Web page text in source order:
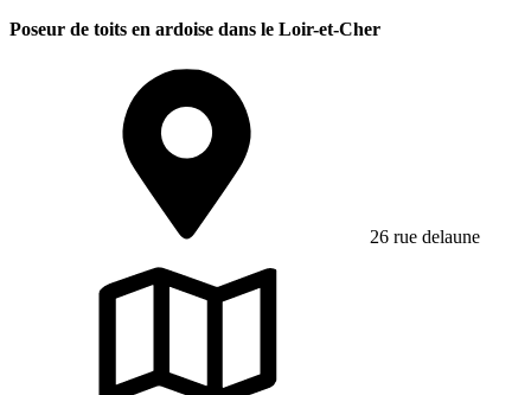
Poseur de toits en ardoise dans le Loir-et-Cher
26 rue delaune